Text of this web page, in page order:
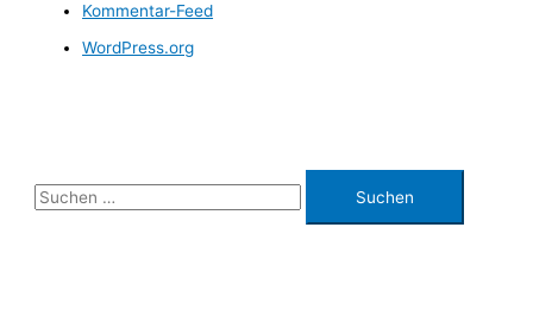
Kommentar-Feed
WordPress.org
S
u